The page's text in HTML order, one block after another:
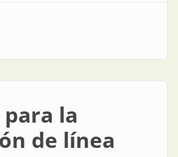
compacta prefabricada
la
de línea